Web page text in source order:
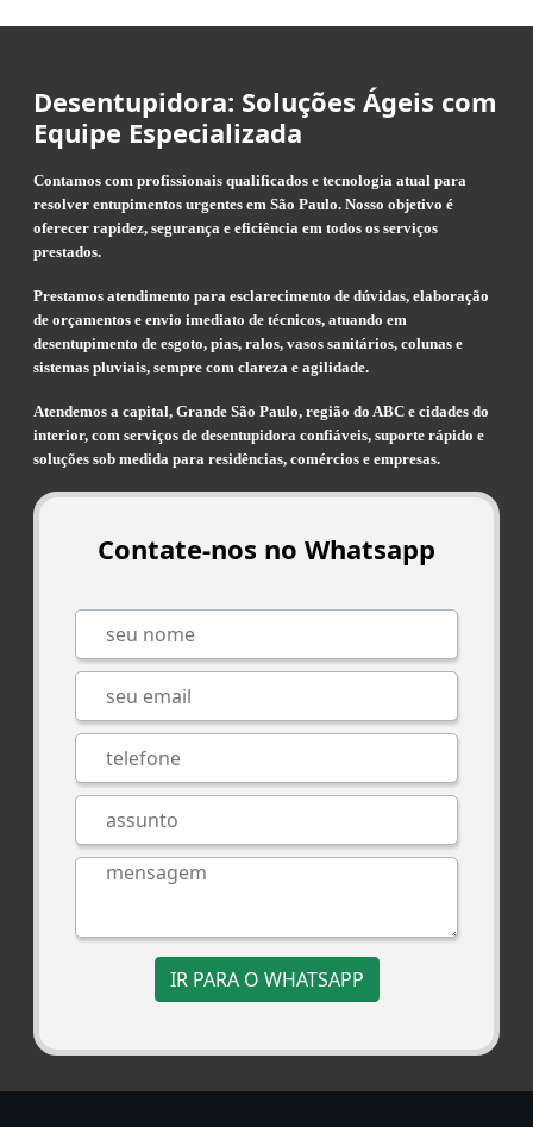
Desentupidora: Soluções Ágeis com
Equipe Especializada
Contamos com profissionais qualificados e tecnologia atual para
resolver entupimentos urgentes em São Paulo. Nosso objetivo é
oferecer rapidez, segurança e eficiência em todos os serviços
prestados.
Prestamos atendimento para esclarecimento de dúvidas, elaboração
de orçamentos e envio imediato de técnicos, atuando em
desentupimento de esgoto, pias, ralos, vasos sanitários, colunas e
sistemas pluviais, sempre com clareza e agilidade.
Atendemos a capital, Grande São Paulo, região do ABC e cidades do
interior, com serviços de desentupidora confiáveis, suporte rápido e
soluções sob medida para residências, comércios e empresas.
Contate-nos no Whatsapp
IR PARA O WHATSAPP